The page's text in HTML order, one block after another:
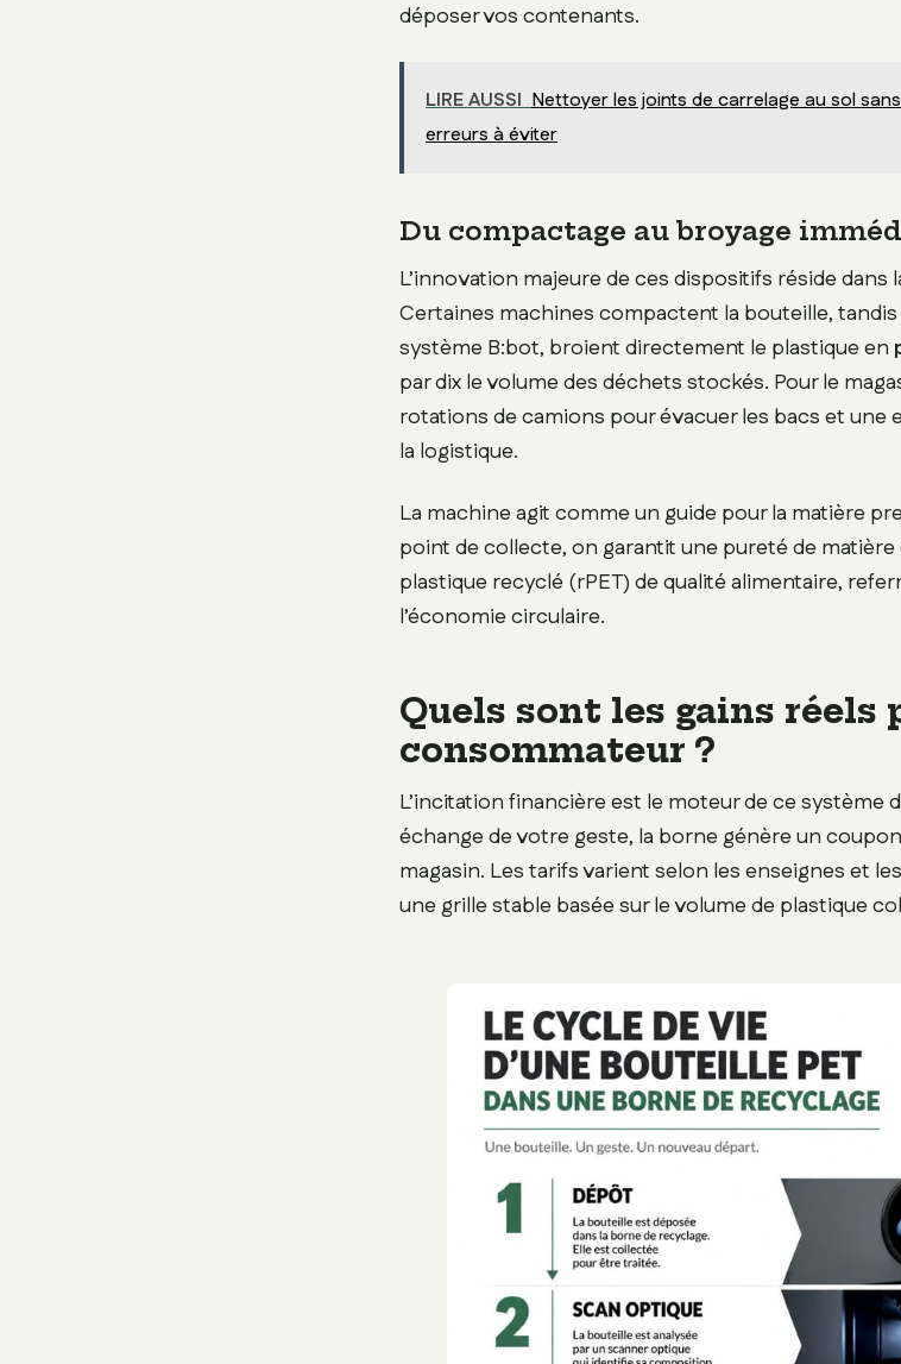
déposer vos contenants.
LIRE AUSSI Nettoyer les joints de carrelage au sol
erreurs à éviter
Du compactage au broyage
L’innovation majeure de ces dispositifs réside dans
Certaines machines compactent la bouteille, tandis
système B:bot, broient directement le plastique en
par dix le volume des déchets stockés. Pour le
rotations de camions pour évacuer les bacs et une
la logistique.
La machine agit comme un guide pour la matière
point de collecte, on garantit une pureté de
plastique recyclé (rPET) de qualité alimentaire,
l’économie circulaire.
Quels sont les gains réels
consommateur ?
L’incitation financière est le moteur de ce système
échange de votre geste, la borne génère un
magasin. Les tarifs varient selon les enseignes et
une grille stable basée sur le volume de plastique